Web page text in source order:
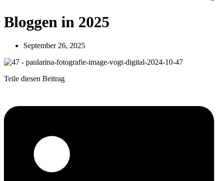
Bloggen in 2025
September 26, 2025
Teile diesen Beitrag